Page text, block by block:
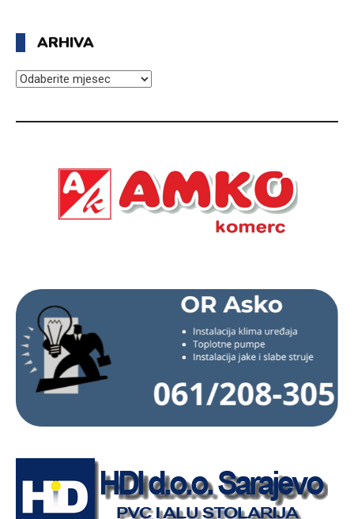
ARHIVA
ARHIVA